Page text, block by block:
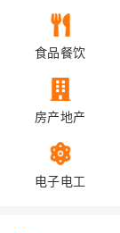
食品餐饮
房产地产
电子电工